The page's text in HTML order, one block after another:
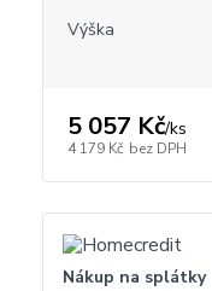
Výška
5 057 Kč/ks
4 179 Kč bez DPH
Nákup na splátky